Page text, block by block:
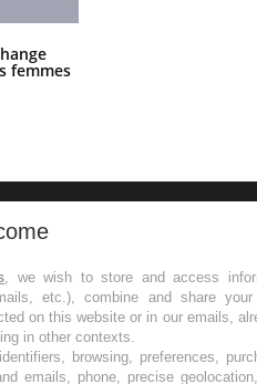
femmes
semaines les meilleures
, we wish to store and access
etc.), combine and share
on this website or in our emails,
in other contexts.
browsing, preferences,
emails, phone, precise